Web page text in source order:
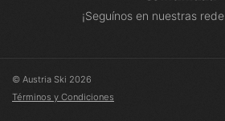
¡Seguínos en nuestras
© Austria Ski 2026
Términos y Condiciones